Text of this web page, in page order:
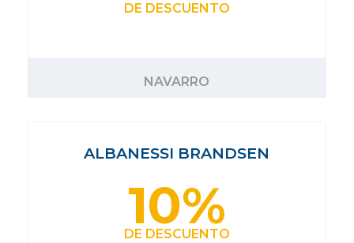
DE DESCUENTO
NAVARRO
ALBANESSI BRANDSEN
10%
DE DESCUENTO